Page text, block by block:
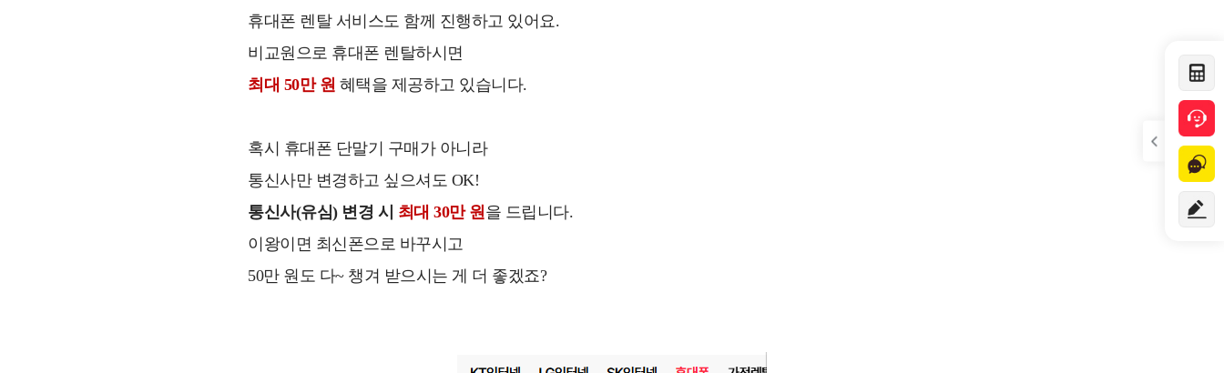
휴대폰 렌탈 서비스도 함께 진행하고 있어요.
비교원으로 휴대폰 렌탈하시면
최대 50만 원 혜택을 제공하고 있습니다.
혹시 휴대폰 단말기 구매가 아니라
통신사만 변경하고 싶으셔도 OK!
통신사(유심) 변경 시 최대 30만 원을 드립니다.
이왕이면 최신폰으로 바꾸시고
50만 원도 다~ 챙겨 받으시는 게 더 좋겠죠?